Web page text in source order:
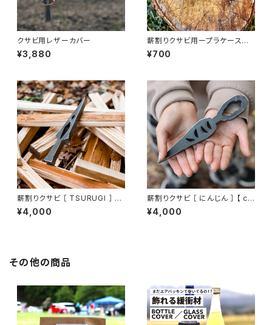
クサビ用レザーカバー
¥3,880
薪割りクサビ用ープラケースー【
corerocca ( コレロッカ )】
¥700
薪割りクサビ ［ TSURUGI ］ 【
corerocca ( コレロッカ )】
¥4,000
薪割りクサビ ［ にんじん ］ 【 co
rerocca ( コレロッカ )】
¥4,000
その他の商品